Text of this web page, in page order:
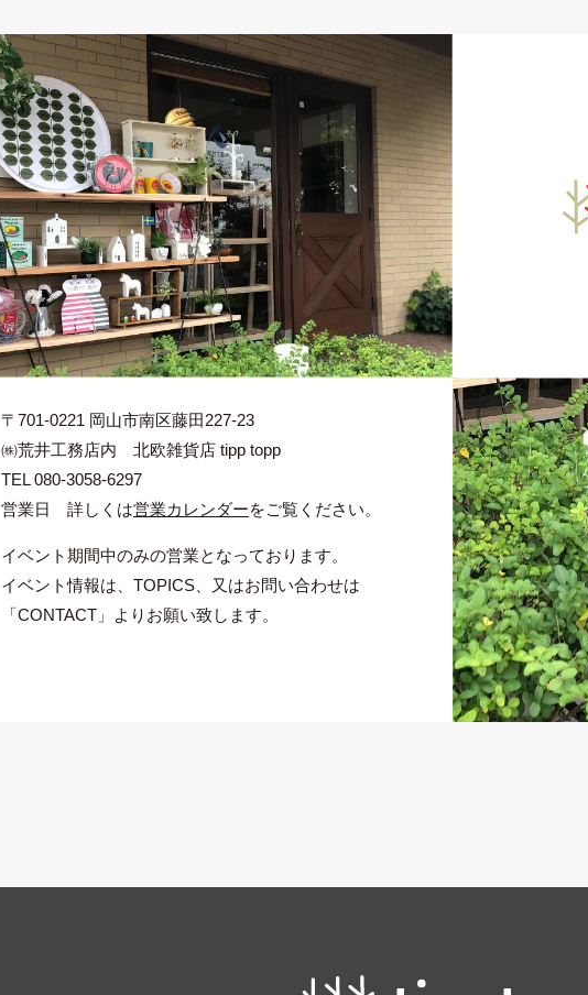
〒701-0221 岡山市南区藤田227-23
㈱荒井工務店内 北欧雑貨店 tipp topp
TEL 080-3058-6297
営業日 詳しくは営業カレンダーをご覧ください。
イベント期間中のみの営業となっております。
イベント情報は、TOPICS、又はお問い合わせは
「CONTACT」よりお願い致します。